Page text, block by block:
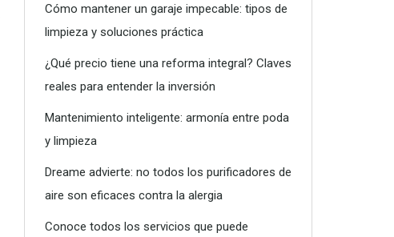
Cómo mantener un garaje impecable: tipos de
limpieza y soluciones práctica
¿Qué precio tiene una reforma integral? Claves
reales para entender la inversión
Mantenimiento inteligente: armonía entre poda
y limpieza
Dreame advierte: no todos los purificadores de
aire son eficaces contra la alergia
Conoce todos los servicios que puede